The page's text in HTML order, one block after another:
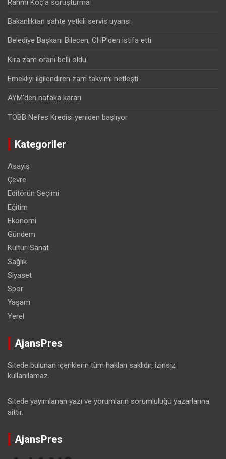
Rahmi Koç’a soruşturma
Bakanlıktan sahte yetkili servis uyarısı
Belediye Başkanı Bilecen, CHP’den istifa etti
Kira zam oranı belli oldu
Emekliyi ilgilendiren zam takvimi netleşti
AYM’den nafaka kararı
TOBB Nefes Kredisi yeniden başlıyor
Kategoriler
Asayiş
Çevre
Editörün Seçimi
Eğitim
Ekonomi
Gündem
Kültür-Sanat
Sağlık
Siyaset
Spor
Yaşam
Yerel
AjansPres
Sitede bulunan içeriklerin tüm hakları saklıdır, izinsiz
kullanılamaz.
Sitede yayımlanan yazı ve yorumların sorumluluğu yazarlarına
aittir.
AjansPres